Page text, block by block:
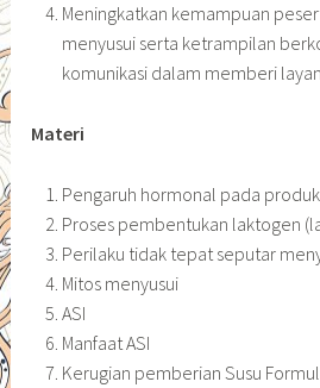
Meningkatkan kemampuan
menyusui serta ketrampilan
komunikasi dalam memberi
Materi
Pengaruh hormonal pada
Proses pembentukan laktogen
Perilaku tidak tepat seputar
Mitos menyusui
ASI
Manfaat ASI
Kerugian pemberian Susu